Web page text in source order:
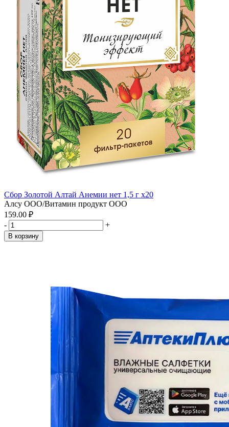
Сбор Золотой Алтай Анемии нет 1,5 г x20
Алсу ООО/Витамин продукт ООО
159.00 ₽
-
+
В корзину